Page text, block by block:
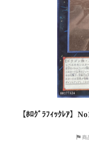
【ﾎﾛｸﾞﾗﾌｨｯｸﾚｱ】
商